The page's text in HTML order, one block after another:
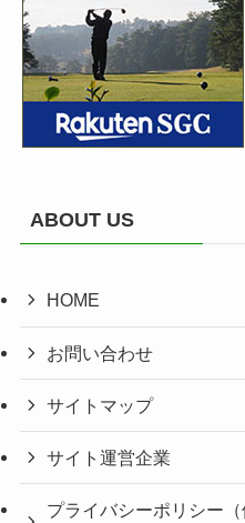
ABOUT US
HOME
お問い合わせ
サイトマップ
サイト運営企業
プライバシーポリシー